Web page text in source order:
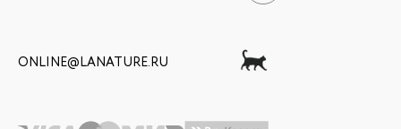
ONLINE@LANATURE.RU